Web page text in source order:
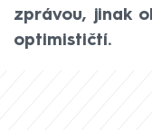
zprávou, jinak
optimističtí.